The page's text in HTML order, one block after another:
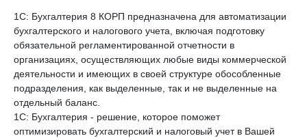
1С: Бухгалтерия 8 КОРП предназначена для автоматизации
бухгалтерского и налогового учета, включая подготовку
обязательной регламентированной отчетности в
организациях, осуществляющих любые виды коммерческой
деятельности и имеющих в своей структуре обособленные
подразделения, как выделенные, так и не выделенные на
отдельный баланс.
1С: Бухгалтерия - решение, которое поможет
оптимизировать бухгалтерский и налоговый учет в Вашей